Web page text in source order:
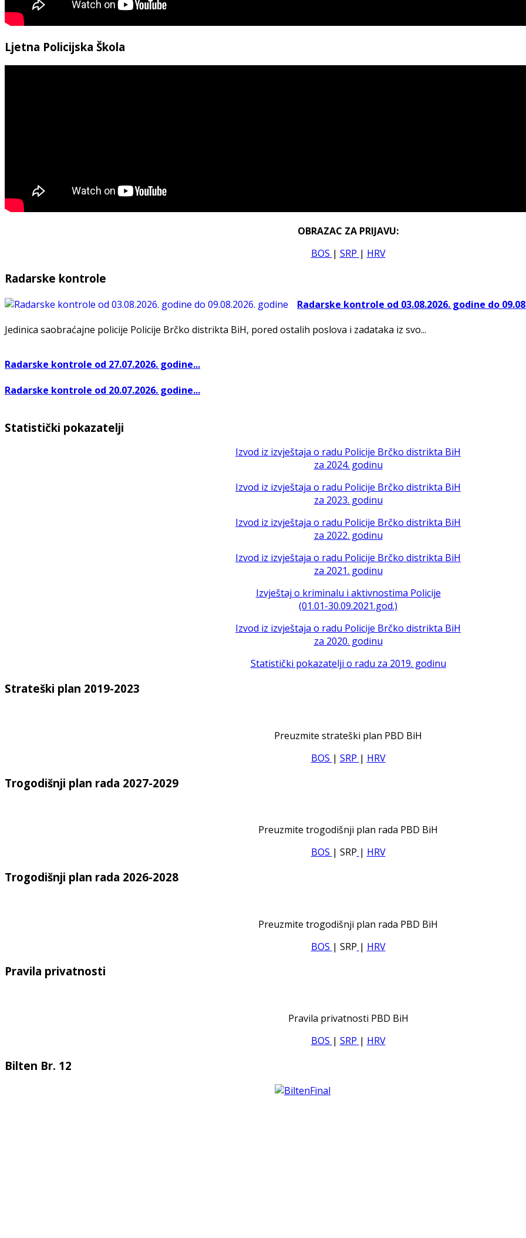
Ljetna Policijska Škola
OBRAZAC ZA PRIJAVU:
BOS | SRP | HRV
Radarske kontrole
Radarske kontrole od 03.08.2026. godine do
Jedinica saobraćajne policije Policije Brčko distrikta BiH, pored ostalih poslova i zadataka iz svo...
Radarske kontrole od 27.07.2026. godine...
Radarske kontrole od 20.07.2026. godine...
Statistički pokazatelji
Izvod iz izvještaja o radu Policije Brčko distrikta BiH
za 2024. godinu
Izvod iz izvještaja o radu Policije Brčko distrikta BiH
za 2023. godinu
Izvod iz izvještaja o radu Policije Brčko distrikta BiH
za 2022. godinu
Izvod iz izvještaja o radu Policije Brčko distrikta BiH
za 2021. godinu
Izvještaj o kriminalu i aktivnostima Policije
(01.01-30.09.2021.god.)
Izvod iz izvještaja o radu Policije Brčko distrikta BiH
za 2020. godinu
Statistički pokazatelji o radu za 2019. godinu
Strateški plan 2019-2023
Preuzmite strateški plan PBD BiH
BOS | SRP | HRV
Trogodišnji plan rada 2027-2029
Preuzmite trogodišnji plan rada PBD BiH
BOS | SRP | HRV
Trogodišnji plan rada 2026-2028
Preuzmite trogodišnji plan rada PBD BiH
BOS | SRP | HRV
Pravila privatnosti
Pravila privatnosti PBD BiH
BOS | SRP | HRV
Bilten Br. 12